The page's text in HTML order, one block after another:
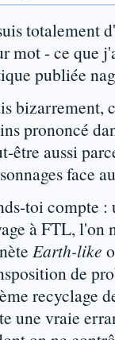
totalement
mot - ce que
publiée
bizarrement,
prononcé
être aussi
face
toi compte :
à FTL, l'on
Earth-like
de
recyclage
une vraie